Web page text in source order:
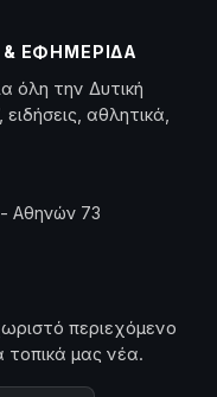
& ΕΦΗΜΕΡΊΔΑ
όλη την Δυτική
αθλητικά,
Αθηνών 73
περιεχόμενο
τοπικά μας νέα.